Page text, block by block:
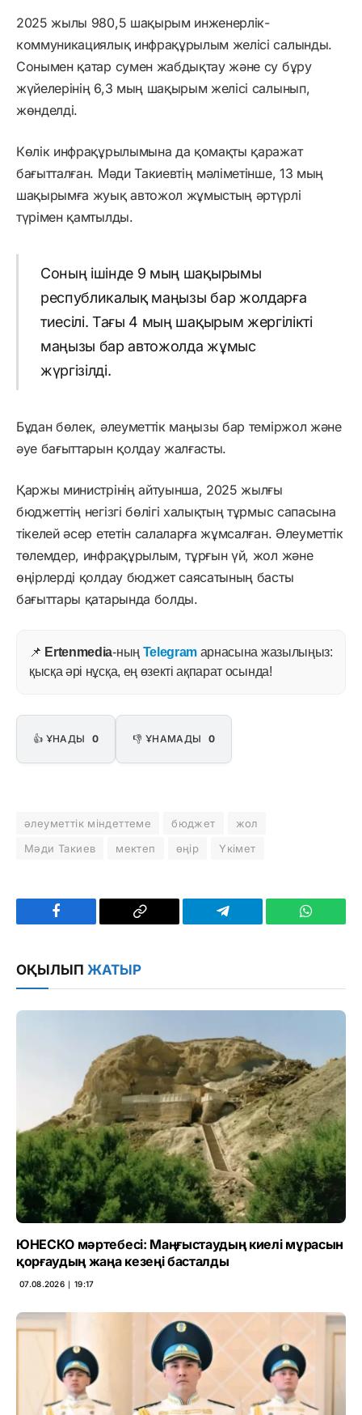
2025 жылы 980,5 шақырым инженерлік-
коммуникациялық инфрақұрылым желісі салынды.
Сонымен қатар сумен жабдықтау және су бұру
жүйелерінің 6,3 мың шақырым желісі салынып,
жөнделді.
Көлік инфрақұрылымына да қомақты қаражат
бағытталған. Мәди Такиевтің мәліметінше, 13 мың
шақырымға жуық автожол жұмыстың әртүрлі
түрімен қамтылды.
Соның ішінде 9 мың шақырымы
республикалық маңызы бар жолдарға
тиесілі. Тағы 4 мың шақырым жергілікті
маңызы бар автожолда жұмыс
жүргізілді.
Бұдан бөлек, әлеуметтік маңызы бар теміржол және
әуе бағыттарын қолдау жалғасты.
Қаржы министрінің айтуынша, 2025 жылғы
бюджеттің негізгі бөлігі халықтың тұрмыс сапасына
тікелей әсер ететін салаларға жұмсалған. Әлеуметтік
төлемдер, инфрақұрылым, тұрғын үй, жол және
өңірлерді қолдау бюджет саясатының басты
бағыттары қатарында болды.
📌 Ertenmedia-ның Telegram арнасына жазылыңыз:
қысқа әрі нұсқа, ең өзекті ақпарат осында!
👍 ҰНАДЫ 0 👎 ҰНАМАДЫ 0
әлеуметтік міндеттеме бюджет
жол
Мәди Такиев
мектеп өңір Үкімет
Facebook
Copy
Telegram
ОҚЫЛЫП ЖАТЫР
ЮНЕСКО мәртебесі: Маңғыстаудың киелі мұрасын
қорғаудың жаңа кезеңі басталды
07.08.2026 ∣ 19:17